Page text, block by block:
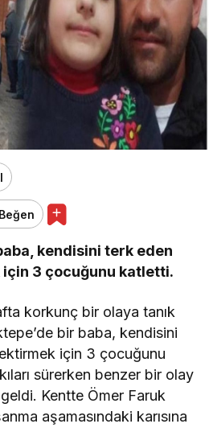
Beğen
kendisini terk eden
için 3 çocuğunu katletti.
korkunç bir olaya tanık
bir baba, kendisini
için 3 çocuğunu
sürerken benzer bir olay
Kentte Ömer Faruk
aşamasındaki karısına